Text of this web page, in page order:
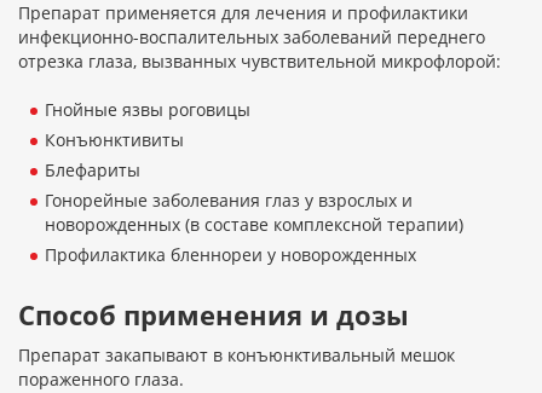
Препарат применяется для лечения и профилактики
инфекционно-воспалительных заболеваний переднего
отрезка глаза, вызванных чувствительной микрофлорой:
Гнойные язвы роговицы
Конъюнктивиты
Блефариты
Гонорейные заболевания глаз у взрослых и
новорожденных (в составе комплексной терапии)
Профилактика бленнореи у новорожденных
Способ применения и дозы
Препарат закапывают в конъюнктивальный мешок
пораженного глаза.